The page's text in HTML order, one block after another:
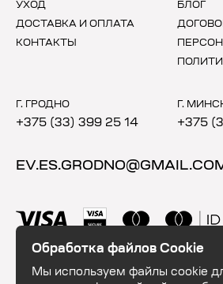
УХОД
ДОСТАВКА И ОПЛАТА
КОНТАКТЫ
БЛОГ
Г. ГРОДНО
+375 (33) 399 25 14
Г.
+375
Обработка файлов Cookie
Мы используем файлы cookie